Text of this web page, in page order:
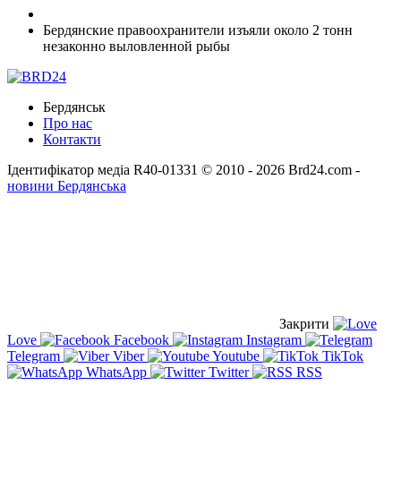
Бердянские правоохранители изъяли около 2 тонн
незаконно выловленной рыбы
Бердянськ
Про нас
Контакти
Ідентифікатор медіа R40-01331 © 2010 - 2026 Brd24.com -
новини Бердянська
Закрити
Love
Facebook
Instagram
Telegram
Viber Youtube
TikTok
WhatsApp
Twitter RSS